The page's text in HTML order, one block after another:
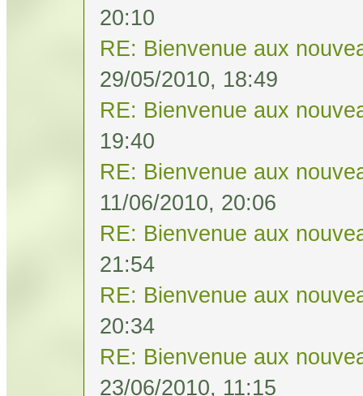
20:10
RE: Bienvenue aux
29/05/2010, 18:49
RE: Bienvenue aux
19:40
RE: Bienvenue aux
11/06/2010, 20:06
RE: Bienvenue aux
21:54
RE: Bienvenue aux
20:34
RE: Bienvenue aux
23/06/2010, 11:15